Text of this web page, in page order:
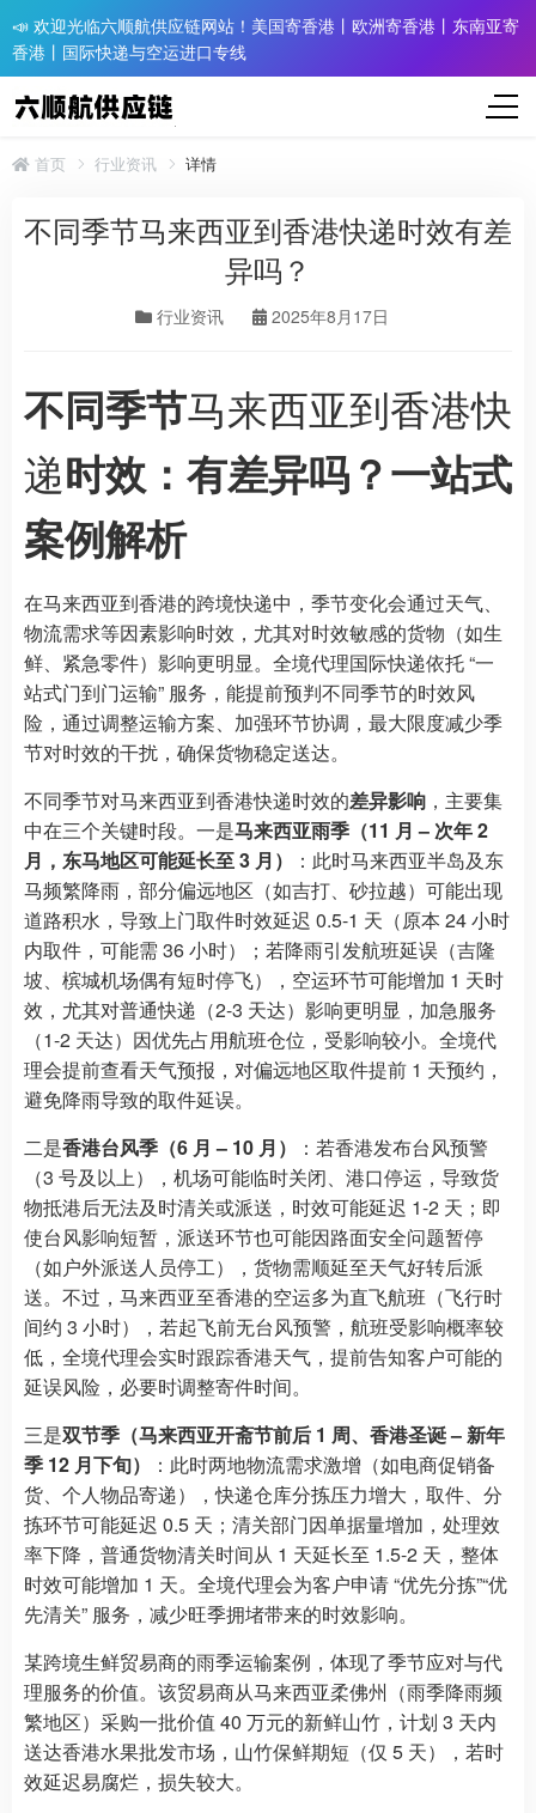
📣 欢迎光临六顺航供应链网站！美国寄香港丨欧洲寄香港丨东南亚寄
香港丨国际快递与空运进口专线
首页 行业资讯 详情
不同季节马来西亚到香港快递时效有差
异吗？
行业资讯 2025年8月17日
不同季节马来西亚到香港快
递时效：有差异吗？一站式
案例解析
在马来西亚到香港的跨境快递中，季节变化会通过天气、
物流需求等因素影响时效，尤其对时效敏感的货物（如生
鲜、紧急零件）影响更明显。全境代理国际快递依托 “一
站式门到门运输” 服务，能提前预判不同季节的时效风
险，通过调整运输方案、加强环节协调，最大限度减少季
节对时效的干扰，确保货物稳定送达。
不同季节对马来西亚到香港快递时效的差异影响 ，主要集
中在三个关键时段。一是马来西亚雨季（11 月 – 次年 2
月，东马地区可能延长至 3 月）
：此时马来西亚半岛及东
马频繁降雨，部分偏远地区（如吉打、砂拉越）可能出现
道路积水，导致上门取件时效延迟 0.5-1 天（原本 24 小时
内取件，可能需 36 小时）；若降雨引发航班延误（吉隆
坡、槟城机场偶有短时停飞），空运环节可能增加 1 天时
效，尤其对普通快递（2-3 天达）影响更明显，加急服务
（1-2 天达）因优先占用航班仓位，受影响较小。全境代
理会提前查看天气预报，对偏远地区取件提前 1 天预约，
避免降雨导致的取件延误。
二是香港台风季（6 月 – 10 月）
：若香港发布台风预警
（3 号及以上），机场可能临时关闭、港口停运，导致货
物抵港后无法及时清关或派送，时效可能延迟 1-2 天；即
使台风影响短暂，派送环节也可能因路面安全问题暂停
（如户外派送人员停工），货物需顺延至天气好转后派
送。不过，马来西亚至香港的空运多为直飞航班（飞行时
间约 3 小时），若起飞前无台风预警，航班受影响概率较
低，全境代理会实时跟踪香港天气，提前告知客户可能的
延误风险，必要时调整寄件时间。
三是双节季（马来西亚开斋节前后 1 周、香港圣诞 – 新年
季 12 月下旬）
：此时两地物流需求激增（如电商促销备
货、个人物品寄递），快递仓库分拣压力增大，取件、分
拣环节可能延迟 0.5 天；清关部门因单据量增加，处理效
率下降，普通货物清关时间从 1 天延长至 1.5-2 天，整体
时效可能增加 1 天。全境代理会为客户申请 “优先分拣”“优
先清关” 服务，减少旺季拥堵带来的时效影响。
某跨境生鲜贸易商的雨季运输案例，体现了季节应对与代
理服务的价值。该贸易商从马来西亚柔佛州（雨季降雨频
繁地区）采购一批价值 40 万元的新鲜山竹，计划 3 天内
送达香港水果批发市场，山竹保鲜期短（仅 5 天），若时
效延迟易腐烂，损失较大。